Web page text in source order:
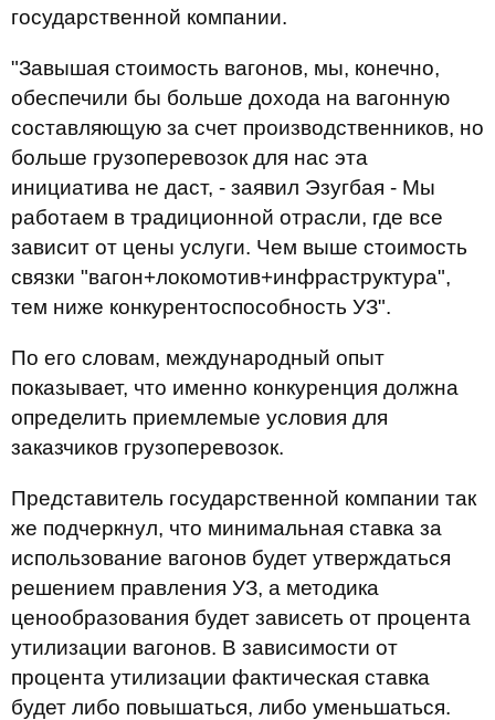
государственной компании.
"Завышая стоимость вагонов, мы, конечно,
обеспечили бы больше дохода на вагонную
составляющую за счет производственников, но
больше грузоперевозок для нас эта
инициатива не даст, - заявил Эзугбая - Мы
работаем в традиционной отрасли, где все
зависит от цены услуги. Чем выше стоимость
связки "вагон+локомотив+инфраструктура",
тем ниже конкурентоспособность УЗ".
По его словам, международный опыт
показывает, что именно конкуренция должна
определить приемлемые условия для
заказчиков грузоперевозок.
Представитель государственной компании так
же подчеркнул, что минимальная ставка за
использование вагонов будет утверждаться
решением правления УЗ, а методика
ценообразования будет зависеть от процента
утилизации вагонов. В зависимости от
процента утилизации фактическая ставка
будет либо повышаться, либо уменьшаться.